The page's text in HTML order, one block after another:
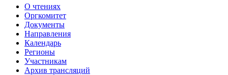
О чтениях
Оргкомитет
Документы
Направления
Календарь
Регионы
Участникам
Архив трансляций